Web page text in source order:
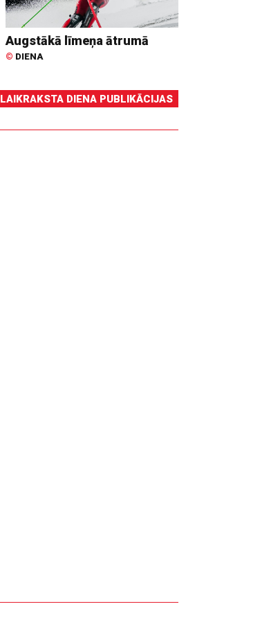
Augstākā līmeņa ātrumā
© DIENA
LAIKRAKSTA DIENA PUBLIKĀCIJAS